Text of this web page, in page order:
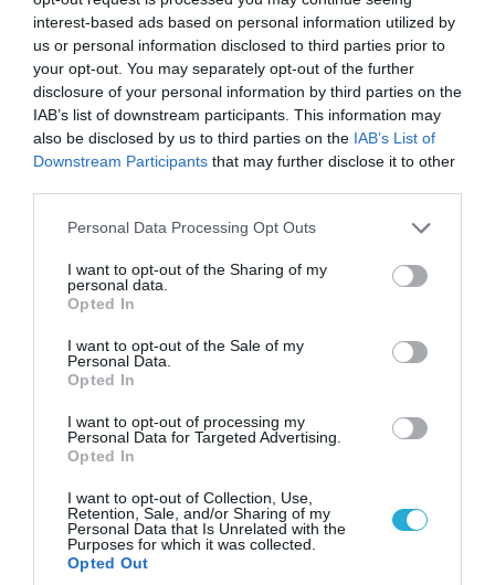
interest-based ads based on personal information utilized by
us or personal information disclosed to third parties prior to
your opt-out. You may separately opt-out of the further
disclosure of your personal information by third parties on the
IAB’s list of downstream participants. This information may
also be disclosed by us to third parties on the IAB’s List of
Downstream Participants that may further disclose it to other
Please note that this website/app uses one or more Google
not limited to your visit or usage behaviour. You may click to
grant or deny consent to Google and its third-party tags to
use your data for below specified purposes in below Google
consent section.
Personal Data Processing Opt Outs
I want to opt-out of the Sharing of my
personal data.
Opted In
I want to opt-out of the Sale of my
Personal Data.
Opted In
I want to opt-out of processing my
Personal Data for Targeted Advertising.
Opted In
I want to opt-out of Collection, Use,
Retention, Sale, and/or Sharing of my
Personal Data that Is Unrelated with the
Purposes for which it was collected.
Opted Out
08.08.2026 | 09:02
«Η απόλυτη τραγωδία»: Η «αιχμηρή» ανάρτηση
του Αρκά για τα τατουάζ (φωτο)
07.08.2026 | 20:02
Ο Γιάννης Αλαφούζος «τέλειωσε» τον
Κωνσταντίνο Ζούλα από τον ΣΚΑΪ – Ο λόγος της